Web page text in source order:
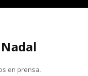
en prensa.